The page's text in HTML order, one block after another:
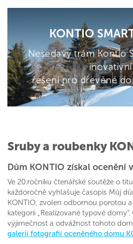
KONTIO
Nesedavý trám Kontio
inovativní
řešení pro dřevěné
Sruby a roubenky
Dům KONTIO získal ocenění
Ve 20.ročníku čtenářské soutěže o
každoročně vyhlašuje časopis Můj
KONTIO, zvolen odbornou porotou
kategorii „Realizované typové
výjimečnost a odvážnost tohoto
galerii fotografií oceněného domu